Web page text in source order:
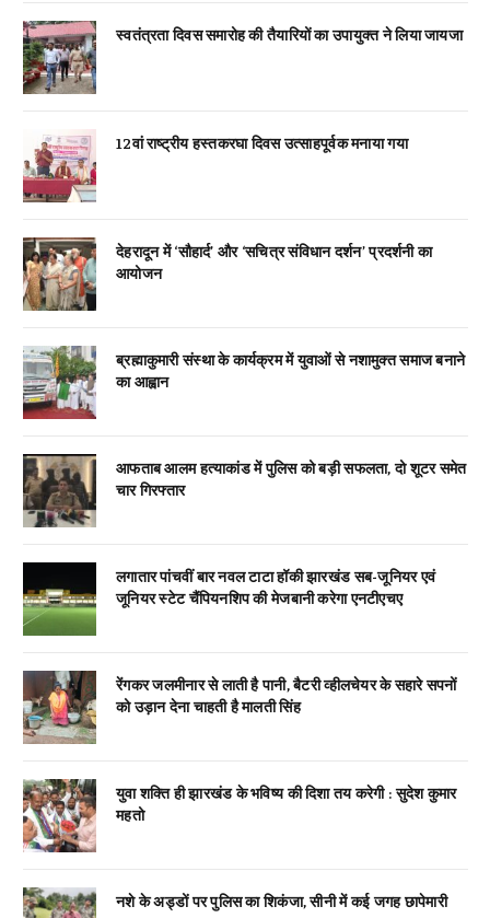
स्वतंत्रता दिवस समारोह की तैयारियों का उपायुक्त ने लिया जायजा
12वां राष्ट्रीय हस्तकरघा दिवस उत्साहपूर्वक मनाया गया
देहरादून में ‘सौहार्द’ और ‘सचित्र संविधान दर्शन’ प्रदर्शनी का
आयोजन
ब्रह्माकुमारी संस्था के कार्यक्रम में युवाओं से नशामुक्त समाज बनाने
का आह्वान
आफताब आलम हत्याकांड में पुलिस को बड़ी सफलता, दो शूटर समेत
चार गिरफ्तार
लगातार पांचवीं बार नवल टाटा हॉकी झारखंड सब-जूनियर एवं
जूनियर स्टेट चैंपियनशिप की मेजबानी करेगा एनटीएचए
रेंगकर जलमीनार से लाती है पानी, बैटरी व्हीलचेयर के सहारे सपनों
को उड़ान देना चाहती है मालती सिंह
युवा शक्ति ही झारखंड के भविष्य की दिशा तय करेगी : सुदेश कुमार
महतो
नशे के अड्डों पर पुलिस का शिकंजा, सीनी में कई जगह छापेमारी